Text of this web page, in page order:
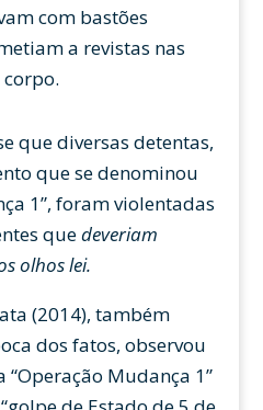
com bastões
a revistas nas
que diversas detentas,
que se denominou
1”, foram violentadas
quedeveriam
olhos lei.
(2014), também
dos fatos, observou
“Operação Mudança 1”